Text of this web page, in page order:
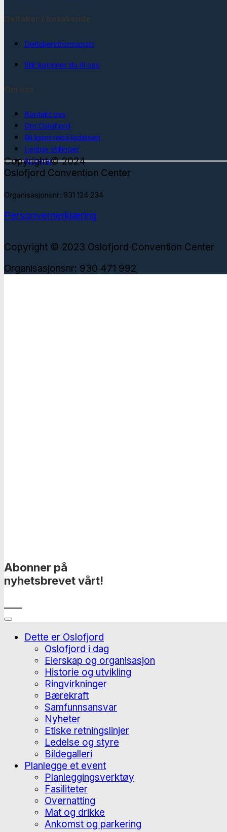
Deltakerinformasjon
Slik kommer du til oss
Kontakt oss
Om Oslofjord
Bli kjent med ledelsen
Ledige stillinger
Nyheter
Copyright © 2024
Oslofjord Convention Center
Organisasjonsnr: 931 124 234
Personvernerklæring
Copyright © 2023 Oslofjord Convention Center
Organisasjonsnr: 930 471 992
Abonner på
nyhetsbrevet vårt!
Dette er Oslofjord
Oslofjord i dag
Eierskap og organisasjon
Historie og utvikling
Ringvirkninger
Bærekraft
Samfunnsansvar
Nyheter
Etiske retningslinjer
Ledelse og styre
Bildegalleri
Planlegge et event
Planleggingsverktøy
Fasiliteter
Overnatting
Mat og drikke
Ankomst og parkering